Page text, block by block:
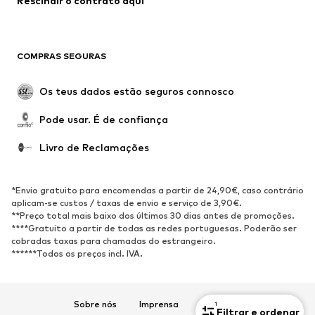
1
Filtrar e ordenar
Upcycling
SAPATOS
Novidades
altos
Sandálias
Sapatos baixos
Sapatilhas de desporto
Sabrinas
Sapatos abertos
COMPRAS SEGURAS
Os teus dados estão seguros connosco
Pode usar. É de confiança
Livro de Reclamações
*Envio gratuito para encomendas a partir de 24,90€, caso contrário
aplicam-se custos / taxas de envio e serviço de 3,90€.
**Preço total mais baixo dos últimos 30 dias antes de promoções.
****Gratuito a partir de todas as redes portuguesas. Poderão ser
cobradas taxas para chamadas do estrangeiro.
******Todos os preços incl. IVA.
Sobre nós Imprensa Carreiras